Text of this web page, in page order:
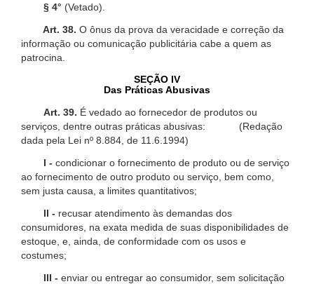
§ 4° (Vetado).
Art. 38. O ônus da prova da veracidade e correção da
informação ou comunicação publicitária cabe a quem as
patrocina.
SEÇÃO IV
Das Práticas Abusivas
Art. 39. É vedado ao fornecedor de produtos ou
serviços, dentre outras práticas abusivas: (Redação
dada pela Lei nº 8.884, de 11.6.1994)
I - condicionar o fornecimento de produto ou de serviço
ao fornecimento de outro produto ou serviço, bem como,
sem justa causa, a limites quantitativos;
II - recusar atendimento às demandas dos
consumidores, na exata medida de suas disponibilidades de
estoque, e, ainda, de conformidade com os usos e
costumes;
III - enviar ou entregar ao consumidor, sem solicitação